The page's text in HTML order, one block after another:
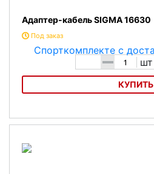
Адаптер-кабель SIGMA 16630
Под заказ
- шт
КУПИТЬ
Адаптер-кабель SIGMA 16630